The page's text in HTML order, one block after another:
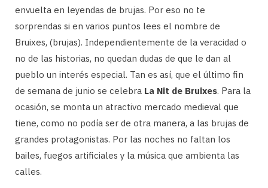
envuelta en leyendas de brujas. Por eso no te
sorprendas si en varios puntos lees el nombre de
Bruixes, (brujas). Independientemente de la veracidad o
no de las historias, no quedan dudas de que le dan al
pueblo un interés especial. Tan es así, que el último fin
de semana de junio se celebra La Nit de Bruixes. Para la
ocasión, se monta un atractivo mercado medieval que
tiene, como no podía ser de otra manera, a las brujas de
grandes protagonistas. Por las noches no faltan los
bailes, fuegos artificiales y la música que ambienta las
calles.